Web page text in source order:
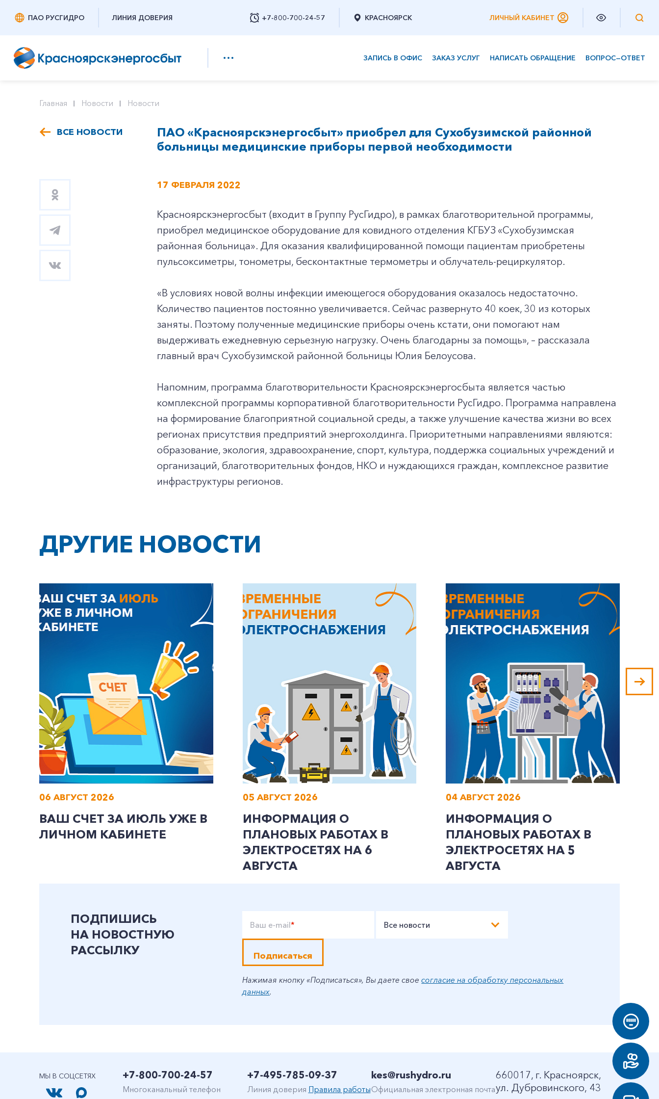
ПАО РУСГИДРО ЛИНИЯ ДОВЕРИЯ +7-800-700-24-57
Заказать обратный звонок
КРАСНОЯРСК ЛИЧНЫЙ КАБИНЕТ
ЗАПИСЬ В ОФИС ЗАКАЗ УСЛУГ НАПИСАТЬ ОБРАЩЕНИЕ ВОПРОС—ОТВЕТ
+7-800-700-24-57
Заказать обратный звонок
Частным клиентам
Главная Новости Новости
ВСЕ НОВОСТИ
ПАО «Красноярскэнергосбыт» приобрел для Сухобузимской районной
больницы медицинские приборы первой необходимости
17 ФЕВРАЛЯ 2022
Красноярскэнергосбыт (входит в Группу РусГидро), в рамках благотворительной программы,
приобрел медицинское оборудование для ковидного отделения КГБУЗ «Сухобузимская
районная больница». Для оказания квалифицированной помощи пациентам приобретены
пульсоксиметры, тонометры, бесконтактные термометры и облучатель-рециркулятор.
«В условиях новой волны инфекции имеющегося оборудования оказалось недостаточно.
Количество пациентов постоянно увеличивается. Сейчас развернуто 40 коек, 30 из которых
заняты. Поэтому полученные медицинские приборы очень кстати, они помогают нам
выдерживать ежедневную серьезную нагрузку. Очень благодарны за помощь», – рассказала
главный врач Сухобузимской районной больницы Юлия Белоусова.
Напомним, программа благотворительности Красноярскэнергосбыта является частью
комплексной программы корпоративной благотворительности РусГидро. Программа направлена
на формирование благоприятной социальной среды, а также улучшение качества жизни во всех
регионах присутствия предприятий энергохолдинга. Приоритетными направлениями являются:
образование, экология, здравоохранение, спорт, культура, поддержка социальных учреждений и
организаций, благотворительных фондов, НКО и нуждающихся граждан, комплексное развитие
инфраструктуры регионов.
ДРУГИЕ НОВОСТИ
06 АВГУСТ 2026
ВАШ СЧЕТ ЗА ИЮЛЬ УЖЕ В
ЛИЧНОМ КАБИНЕТЕ
05 АВГУСТ 2026
ИНФОРМАЦИЯ О
ПЛАНОВЫХ РАБОТАХ В
ЭЛЕКТРОСЕТЯХ НА 6
АВГУСТА
04 АВГУСТ 2026
ИНФОРМАЦИЯ О
ПЛАНОВЫХ РАБОТАХ В
ЭЛЕКТРОСЕТЯХ НА 5
АВГУСТА
ПОДПИШИСЬ
НА НОВОСТНУЮ
РАССЫЛКУ
Ваш e-mail* Все новости
Подписаться
Нажимая кнопку «Подписаться», Вы даете своесогласие на обработку персональных
данных.
МЫ В СОЦСЕТЯХ +7-800-700-24-57
Многоканальный телефон
+7-495-785-09-37
Линия доверия Правила работы
kes@rushydro.ru
Официальная электронная почта
660017, г. Красноярск,
ул. Дубровинского, 43